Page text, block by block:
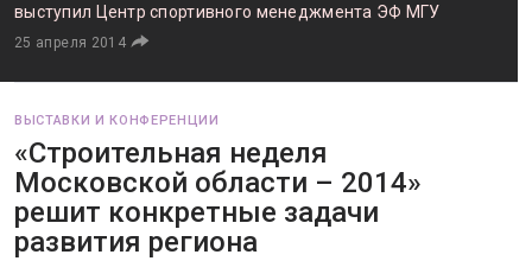
выступил Центр спортивного менеджмента ЭФ МГУ
25 апреля 2014
ВЫСТАВКИ И КОНФЕРЕНЦИИ
«Строительная неделя
Московской области – 2014»
решит конкретные задачи
развития региона